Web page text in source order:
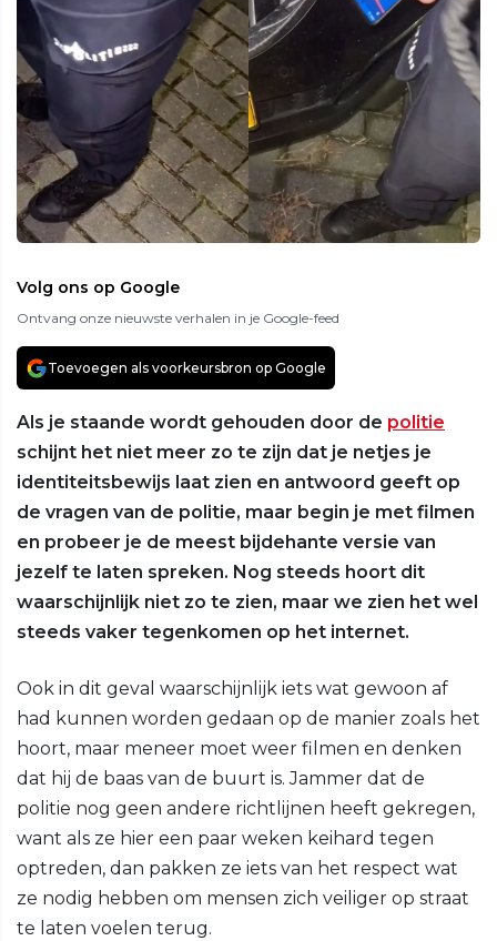
Volg ons op Google
Ontvang onze nieuwste verhalen in je Google-feed
Toevoegen als voorkeursbron op Google
Als je staande wordt gehouden door de politie
schijnt het niet meer zo te zijn dat je netjes je
identiteitsbewijs laat zien en antwoord geeft op
de vragen van de politie, maar begin je met filmen
en probeer je de meest bijdehante versie van
jezelf te laten spreken. Nog steeds hoort dit
waarschijnlijk niet zo te zien, maar we zien het wel
steeds vaker tegenkomen op het internet.
Ook in dit geval waarschijnlijk iets wat gewoon af
had kunnen worden gedaan op de manier zoals het
hoort, maar meneer moet weer filmen en denken
dat hij de baas van de buurt is. Jammer dat de
politie nog geen andere richtlijnen heeft gekregen,
want als ze hier een paar weken keihard tegen
optreden, dan pakken ze iets van het respect wat
ze nodig hebben om mensen zich veiliger op straat
te laten voelen terug.